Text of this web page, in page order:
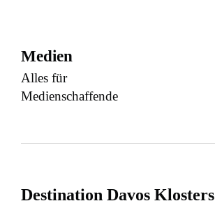
Medien
Alles für
Medienschaffende
Destination Davos Klosters